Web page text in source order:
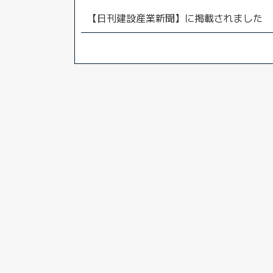
【日刊建設産業新聞】に掲載されました